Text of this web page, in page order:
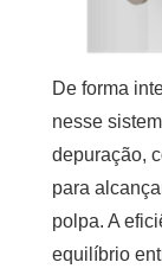
De forma
nesse
depuração,
para
polpa. A
equilíbrio